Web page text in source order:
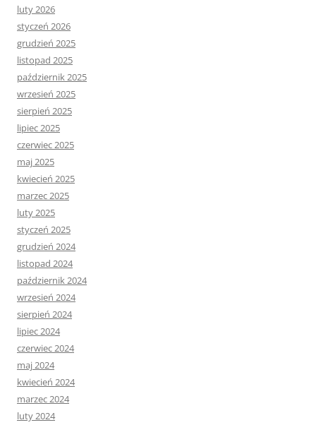
luty 2026
styczeń 2026
grudzień 2025
listopad 2025
październik 2025
wrzesień 2025
sierpień 2025
lipiec 2025
czerwiec 2025
maj 2025
kwiecień 2025
marzec 2025
luty 2025
styczeń 2025
grudzień 2024
listopad 2024
październik 2024
wrzesień 2024
sierpień 2024
lipiec 2024
czerwiec 2024
maj 2024
kwiecień 2024
marzec 2024
luty 2024